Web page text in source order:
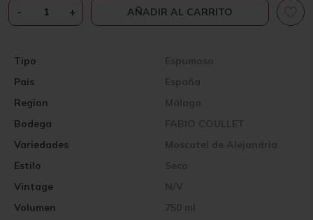
Pais España
Vintage N/V
Region Málaga
Volumen 750 ml
Bodega FABIO COULLET
Variedades Moscatel de Alejandria
Tipo Espumoso
Estilo Seco
-FABIO
COULLET
ESPUMOSO
BRUT
CANTIDAD
+ AÑADIR AL CARRITO